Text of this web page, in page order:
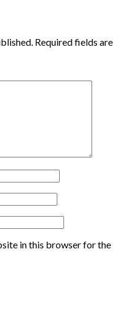
Required fields are
in this browser for the